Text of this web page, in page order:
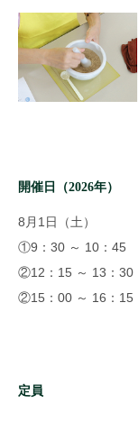
開催日（2026年）
8月1日（土）
①9：30 ～ 10：45
②12：15 ～ 13：30
②15：00 ～ 16：15
定員